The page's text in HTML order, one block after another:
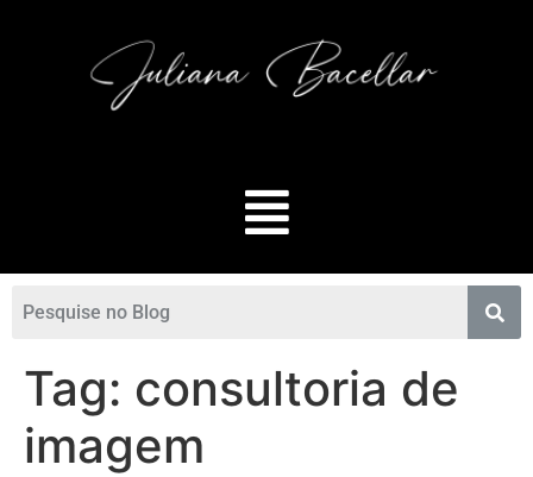
Tag: consultoria de
imagem